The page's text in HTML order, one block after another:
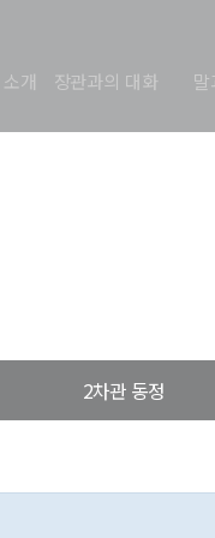
개 장관과의 대화 말
2차관 동정